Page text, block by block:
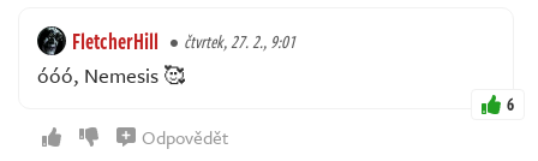
FletcherHill čtvrtek, 27. 2., 9:01
óóó, Nemesis 🥰
6
Odpovědět